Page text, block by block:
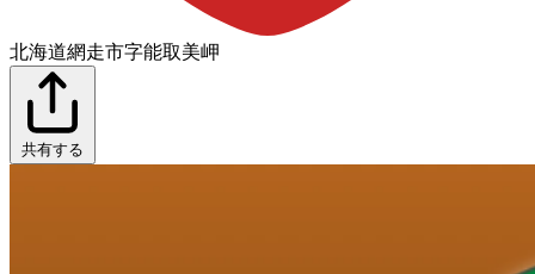
北海道網走市字能取美岬
共有する